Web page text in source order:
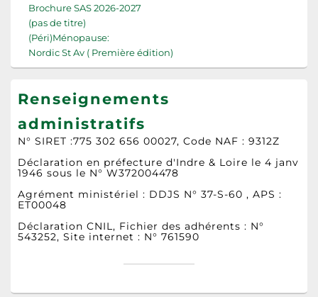
Brochure SAS 2026-2027
(pas de titre)
(Péri)Ménopause:
Nordic St Av ( Première édition)
Renseignements
administratifs
N° SIRET :775 302 656 00027, Code NAF : 9312Z
Déclaration en préfecture d'Indre & Loire le 4 janv
1946 sous le N° W372004478
Agrément ministériel : DDJS N° 37-S-60 , APS :
ET00048
Déclaration CNIL, Fichier des adhérents : N°
543252, Site internet : N° 761590